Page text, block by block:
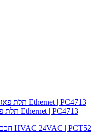
צג צריכת חשמל WiFi תלת פאזי עם Ethernet | PC4713